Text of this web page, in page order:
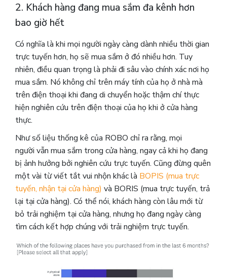
2. Khách hàng đang mua sắm đa kênh hơn
bao giờ hết
Có nghĩa là khi mọi người ngày càng dành nhiều thời gian
trực tuyến hơn, họ sẽ mua sắm ở đó nhiều hơn. Tuy
nhiên, điều quan trọng là phải đi sâu vào chính xác nơi họ
mua sắm. Nó không chỉ trên máy tính của họ ở nhà mà
trên điện thoại khi đang di chuyển hoặc thậm chí thực
hiện nghiên cứu trên điện thoại của họ khi ở cửa hàng
thực.
Như số liệu thống kê của ROBO chỉ ra rằng, mọi
người vẫn mua sắm trong cửa hàng, ngay cả khi họ đang
bị ảnh hưởng bởi nghiên cứu trực tuyến. Cũng đừng quên
một vài từ viết tắt vui nhộn khác là BOPIS (mua trực
tuyến, nhận tại cửa hàng) và BORIS (mua trực tuyến, trả
lại tại cửa hàng). Có thể nói, khách hàng còn lâu mới từ
bỏ trải nghiệm tại cửa hàng, nhưng họ đang ngày càng
tìm cách kết hợp chúng với trải nghiệm trực tuyến.